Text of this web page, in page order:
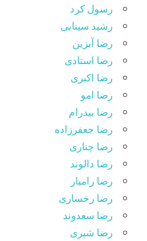
رسول کرد
رشید سینایی
رضا آبزین
رضا استادی
رضا اکبری
رضا امو
رضا بیدرام
رضا جعفرزاده
رضا چناری
رضا دالوند
رضا رامیار
رضا رخساری
رضا سعدوند
رضا شیری